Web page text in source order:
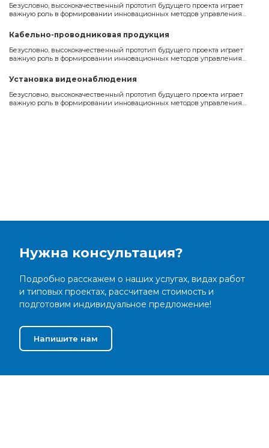
Безусловно, высококачественный прототип будущего проекта играет
важную роль в формировании инновационных методов управления
Кабельно-проводниковая продукция
Безусловно, высококачественный прототип будущего проекта играет
важную роль в формировании инновационных методов управления
Установка видеонаблюдения
Безусловно, высококачественный прототип будущего проекта играет
важную роль в формировании инновационных методов управления
Нужна консультация?
Подробно расскажем о наших услугах, видах работ
и типовых проектах, рассчитаем стоимость и
подготовим индивидуальное предложение!
Напишите нам